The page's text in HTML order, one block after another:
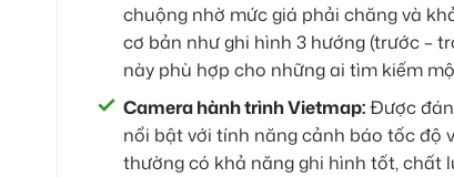
chuộng nhờ mức giá phải chăng và
cơ bản như ghi hình 3 hướng (trước –
này phù hợp cho những ai tìm kiếm
Camera hành trình Vietmap:Được
nổi bật với tính năng cảnh báo tốc độ
thường có khả năng ghi hình tốt, chất